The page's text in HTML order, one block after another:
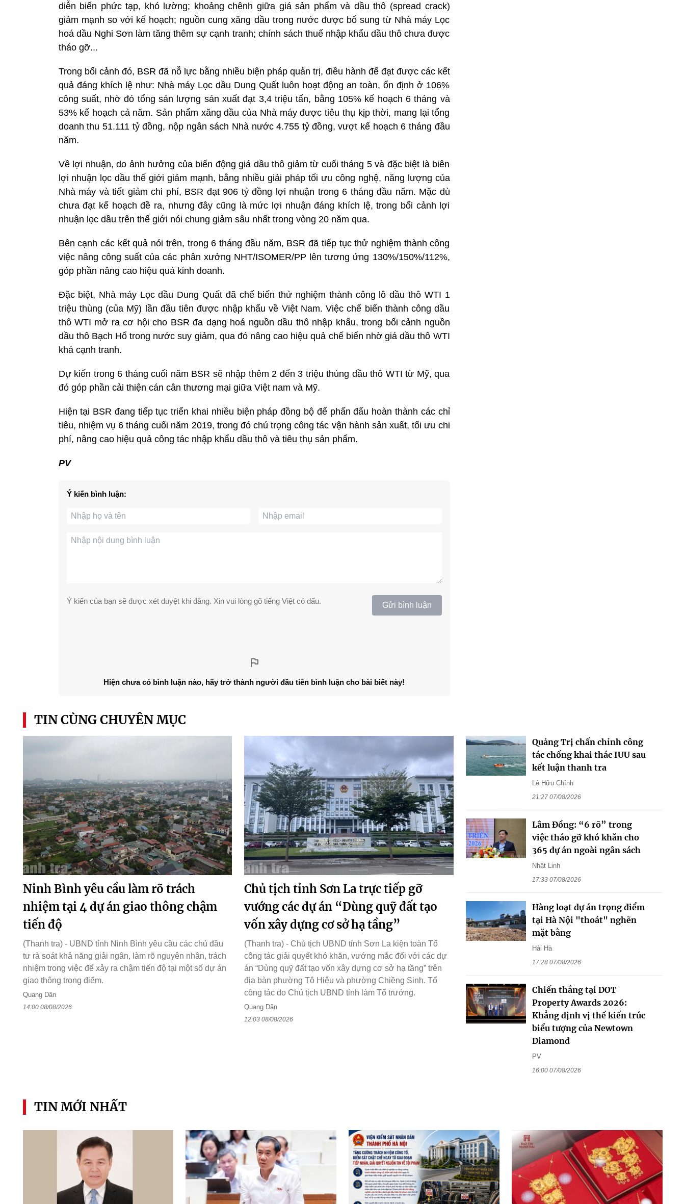
diễn biến phức tạp, khó lường; khoảng chênh giữa giá sản phẩm và dầu thô (spread crack)
giảm mạnh so với kế hoạch; nguồn cung xăng dầu trong nước được bổ sung từ Nhà máy Lọc
hoá dầu Nghi Sơn làm tăng thêm sự cạnh tranh; chính sách thuế nhập khẩu dầu thô chưa được
tháo gỡ...
Trong bối cảnh đó, BSR đã nỗ lực bằng nhiều biện pháp quản trị, điều hành để đạt được các kết
quả đáng khích lệ như: Nhà máy Lọc dầu Dung Quất luôn hoạt động an toàn, ổn định ở 106%
công suất, nhờ đó tổng sản lượng sản xuất đạt 3,4 triệu tấn, bằng 105% kế hoạch 6 tháng và
53% kế hoạch cả năm. Sản phẩm xăng dầu của Nhà máy được tiêu thụ kịp thời, mang lại tổng
doanh thu 51.111 tỷ đồng, nộp ngân sách Nhà nước 4.755 tỷ đồng, vượt kế hoạch 6 tháng đầu
năm.
Về lợi nhuận, do ảnh hưởng của biến động giá dầu thô giảm từ cuối tháng 5 và đặc biệt là biên
lợi nhuận lọc dầu thế giới giảm mạnh, bằng nhiều giải pháp tối ưu công nghệ, năng lượng của
Nhà máy và tiết giảm chi phí, BSR đạt 906 tỷ đồng lợi nhuận trong 6 tháng đầu năm. Mặc dù
chưa đạt kế hoạch đề ra, nhưng đây cũng là mức lợi nhuận đáng khích lệ, trong bối cảnh lợi
nhuận lọc dầu trên thế giới nói chung giảm sâu nhất trong vòng 20 năm qua.
Bên cạnh các kết quả nói trên, trong 6 tháng đầu năm, BSR đã tiếp tục thử nghiệm thành công
việc nâng công suất của các phân xưởng NHT/ISOMER/PP lên tương ứng 130%/150%/112%,
góp phần nâng cao hiệu quả kinh doanh.
Đặc biệt, Nhà máy Lọc dầu Dung Quất đã chế biến thử nghiệm thành công lô dầu thô WTI 1
triệu thùng (của Mỹ) lần đầu tiên được nhập khẩu về Việt Nam. Việc chế biến thành công dầu
thô WTI mở ra cơ hội cho BSR đa dạng hoá nguồn dầu thô nhập khẩu, trong bối cảnh nguồn
dầu thô Bạch Hổ trong nước suy giảm, qua đó nâng cao hiệu quả chế biến nhờ giá dầu thô WTI
khá cạnh tranh.
Dự kiến trong 6 tháng cuối năm BSR sẽ nhập thêm 2 đến 3 triệu thùng dầu thô WTI từ Mỹ, qua
đó góp phần cải thiện cán cân thương mại giữa Việt nam và Mỹ.
Hiện tại BSR đang tiếp tục triển khai nhiều biện pháp đồng bộ để phấn đấu hoàn thành các chỉ
tiêu, nhiệm vụ 6 tháng cuối năm 2019, trong đó chú trọng công tác vận hành sản xuất, tối ưu chi
phí, nâng cao hiệu quả công tác nhập khẩu dầu thô và tiêu thụ sản phẩm.
PV
Ý kiến bình luận:
Ý kiến của bạn sẽ được xét duyệt khi đăng. Xin vui lòng gõ tiếng Việt có dấu. Gửi bình luận
Hiện chưa có bình luận nào, hãy trở thành người đầu tiên bình luận cho bài biết này!
TIN CÙNG CHUYÊN MỤC
Ninh Bình yêu cầu làm rõ trách
nhiệm tại 4 dự án giao thông chậm
tiến độ
(Thanh tra) - UBND tỉnh Ninh Bình yêu cầu các chủ đầu
tư rà soát khả năng giải ngân, làm rõ nguyên nhân, trách
nhiệm trong việc để xảy ra chậm tiến độ tại một số dự án
giao thông trọng điểm.
Quang Dân
14:00 08/08/2026
Chủ tịch tỉnh Sơn La trực tiếp gỡ
vướng các dự án “Dùng quỹ đất tạo
vốn xây dựng cơ sở hạ tầng”
(Thanh tra) - Chủ tịch UBND tỉnh Sơn La kiện toàn Tổ
công tác giải quyết khó khăn, vướng mắc đối với các dự
án “Dùng quỹ đất tạo vốn xây dựng cơ sở hạ tầng” trên
địa bàn phường Tô Hiệu và phường Chiềng Sinh. Tổ
công tác do Chủ tịch UBND tỉnh làm Tổ trưởng.
Quang Dân
12:03 08/08/2026
Quảng Trị chấn chỉnh công
tác chống khai thác IUU sau
kết luận thanh tra
Lê Hữu Chính
21:27 07/08/2026
Lâm Đồng: “6 rõ” trong
việc tháo gỡ khó khăn cho
365 dự án ngoài ngân sách
Nhật Linh
17:33 07/08/2026
Hàng loạt dự án trọng điểm
tại Hà Nội "thoát" nghẽn
mặt bằng
Hải Hà
17:28 07/08/2026
Chiến thắng tại DOT
Property Awards 2026:
Khẳng định vị thế kiến trúc
biểu tượng của Newtown
Diamond
PV
16:00 07/08/2026
TIN MỚI NHẤT